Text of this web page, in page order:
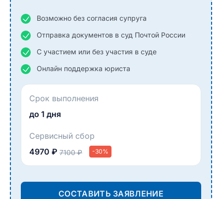
Возможно без согласия супруга
Отправка документов в суд Почтой России
С участием или без участия в суде
Онлайн поддержка юриста
Срок выполнения
до 1 дня
Сервисный сбор
4970 ₽ 7100 ₽ -30%
СОСТАВИТЬ ЗАЯВЛЕНИЕ